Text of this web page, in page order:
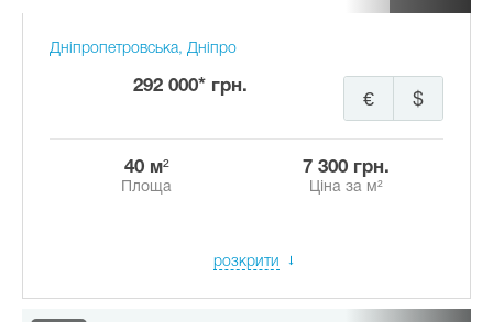
Дніпропетровська, Дніпро
292 000* грн.
$
€
40 м²
Площа
7 300 грн.
Ціна за м²
розкрити